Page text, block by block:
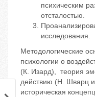
психическим
отсталостью.
исследования.
Методологические
психологии о
(К. Изард), теория
действию (Н. Шварц и
историческая